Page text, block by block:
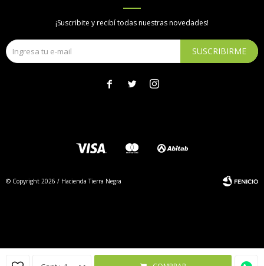
¡Suscribite y recibí todas nuestras novedades!
SUSCRIBIRME
  
© Copyright 2026 / Hacienda Tierra Negra
Fenicio